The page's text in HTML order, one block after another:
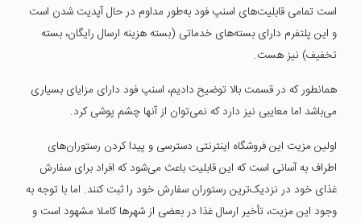
است تمامی قابلیت‌های اسنپ فود به‌طور مداوم در حال آپدیت شدن است
و این پلتفرم دارای بسته‌های خدماتی (بسته هزینه ارسال رایگان، بسته
تخفیف) نیز هست.
همانطور که در قسمت بالا توضیح دادیم، اسنپ فود دارای مزایای بسیاری
می‌باشد اما معایبی نیز دارد که نمی‌توان از آنها چشم پوشی کرد.
اولین مزیت این فروشگاه اینترنتی دسترسی و پیدا کردن رستوران‌های
اطراف به آسانی است که این قابلیت باعث می‌شود که افراد برای سفارش
غذای خود در نزدیک‌ترین رستوران سفارش خود را ثبت کنند. اما با توجه به
وجود این مزیت، تأخیر ارسال غذا در بعضی از شهرها کاملا مشهود است و